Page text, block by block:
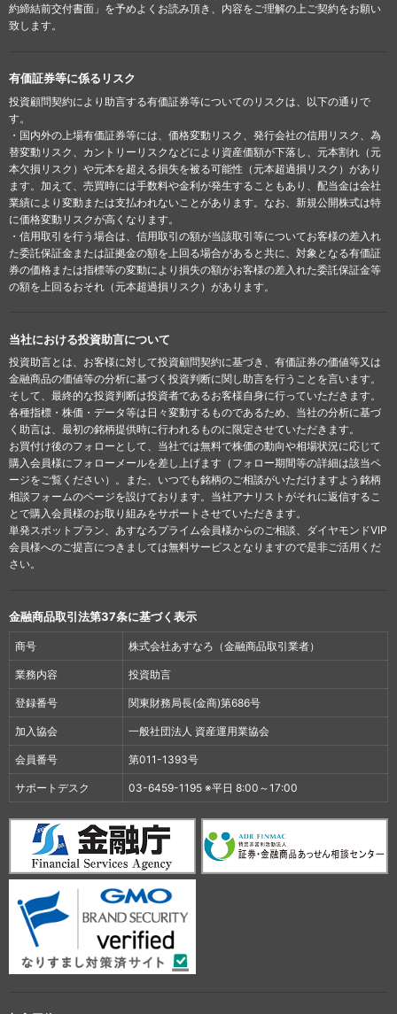
約締結前交付書面」を予めよくお読み頂き、内容をご理解の上ご契約をお願い
致します。
有価証券等に係るリスク
投資顧問契約により助言する有価証券等についてのリスクは、以下の通りで
す。
・国内外の上場有価証券等には、価格変動リスク、発行会社の信用リスク、為
替変動リスク、カントリーリスクなどにより資産価額が下落し、元本割れ（元
本欠損リスク）や元本を超える損失を被る可能性（元本超過損リスク）があり
ます。加えて、売買時には手数料や金利が発生することもあり、配当金は会社
業績により変動または支払われないことがあります。なお、新規公開株式は特
に価格変動リスクが高くなります。
・信用取引を行う場合は、信用取引の額が当該取引等についてお客様の差入れ
た委託保証金または証拠金の額を上回る場合があると共に、対象となる有価証
券の価格または指標等の変動により損失の額がお客様の差入れた委託保証金等
の額を上回るおそれ（元本超過損リスク）があります。
当社における投資助言について
投資助言とは、お客様に対して投資顧問契約に基づき、有価証券の価値等又は
金融商品の価値等の分析に基づく投資判断に関し助言を行うことを言います。
そして、最終的な投資判断は投資者であるお客様自身に行っていただきます。
各種指標・株価・データ等は日々変動するものであるため、当社の分析に基づ
く助言は、最初の銘柄提供時に行われるものに限定させていただきます。
お買付け後のフォローとして、当社では無料で株価の動向や相場状況に応じて
購入会員様にフォローメールを差し上げます（フォロー期間等の詳細は該当ペ
ージをご覧ください）。また、いつでも銘柄のご相談がいただけますよう銘柄
相談フォームのページを設けております。当社アナリストがそれに返信するこ
とで購入会員様のお取り組みをサポートさせていただきます。
単発スポットプラン、あすなろプライム会員様からのご相談、ダイヤモンドVIP
会員様へのご提言につきましては無料サービスとなりますので是非ご活用くだ
さい。
金融商品取引法第37条に基づく表示
商号 株式会社あすなろ（金融商品取引業者）
業務内容 投資助言
登録番号 関東財務局長(金商)第686号
加入協会 一般社団法人 資産運用業協会
会員番号 第011-1393号
サポートデスク 03-6459-1195 ※平日 8:00～17:00